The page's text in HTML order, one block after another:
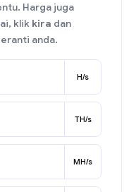
Harga juga
klik kira dan
anda.
H/s
TH/s
MH/s